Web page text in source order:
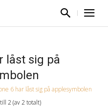
låst sig på
6 har låst sig på applesymbolen
2 (av 2 totalt)